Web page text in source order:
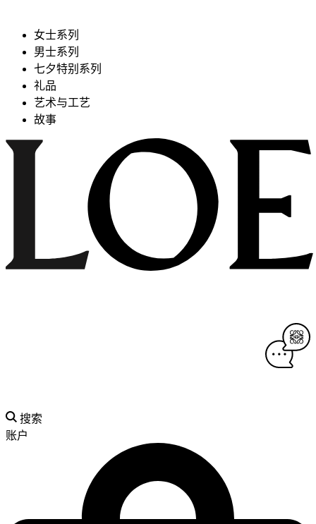
女士系列
男士系列
七夕特别系列
礼品
艺术与工艺
故事
搜索
账户